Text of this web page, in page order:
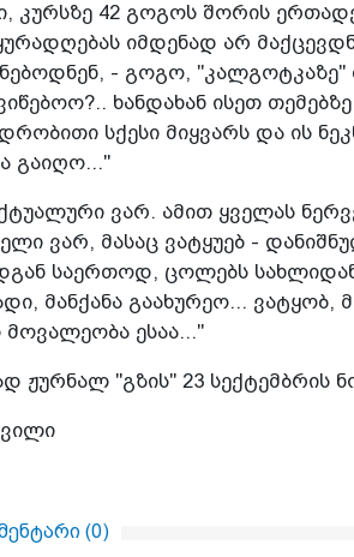
კურსზე 42 გოგოს შორის
იმდენად არ
- გოგო, "კალგოტკაზე"
ხანდახან ისეთ
სქესი მიყვარს და ის
გაიღო..."
ვარ. ამით ყველას
ვარ, მასაც ვატყუებ -
საერთოდ, ცოლებს
მანქანა გაახურეო... ვატყობ,
მოვალეობა ესაა..."
ჟურნალ "გზის" 23 სექტემბრის
(0)